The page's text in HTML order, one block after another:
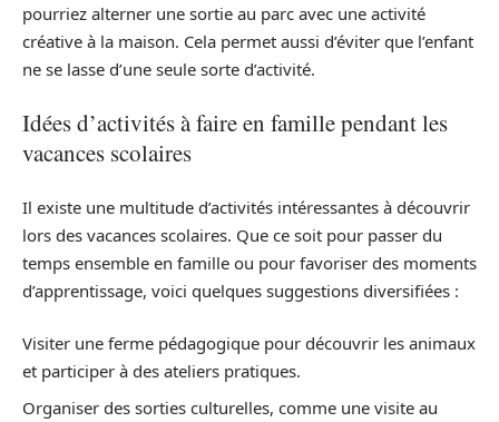
pourriez alterner une sortie au parc avec une activité
créative à la maison. Cela permet aussi d’éviter que l’enfant
ne se lasse d’une seule sorte d’activité.
Idées d’activités à faire en famille pendant les
vacances scolaires
Il existe une multitude d’activités intéressantes à découvrir
lors des vacances scolaires. Que ce soit pour passer du
temps ensemble en famille ou pour favoriser des moments
d’apprentissage, voici quelques suggestions diversifiées :
Visiter une ferme pédagogique pour découvrir les animaux
et participer à des ateliers pratiques.
Organiser des sorties culturelles, comme une visite au